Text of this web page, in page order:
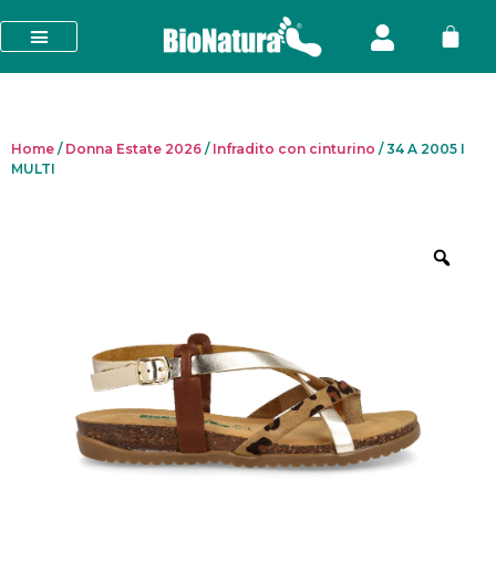
Home / Donna Estate 2026 / Infradito con cinturino / 34 A 2005 I
MULTI